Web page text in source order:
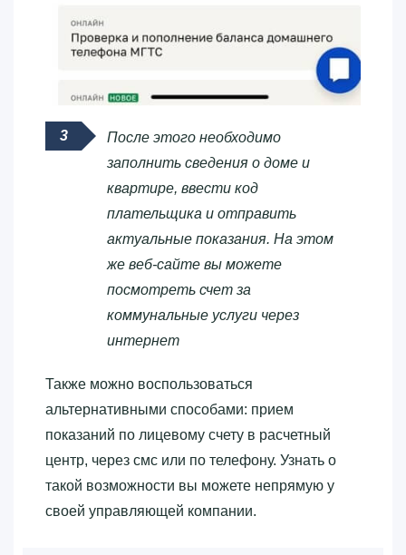
После этого необходимо
заполнить сведения о доме и
квартире, ввести код
плательщика и отправить
актуальные показания. На этом
же веб-сайте вы можете
посмотреть счет за
коммунальные услуги через
интернет
Также можно воспользоваться
альтернативными способами: прием
показаний по лицевому счету в расчетный
центр, через смс или по телефону. Узнать о
такой возможности вы можете непрямую у
своей управляющей компании.